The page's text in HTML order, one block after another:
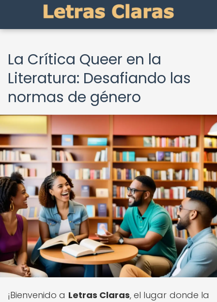
La Crítica Queer en la
Literatura: Desafiando las
normas de género
¡Bienvenido a Letras Claras, el lugar donde la